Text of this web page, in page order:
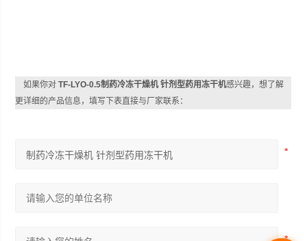
如果你对TF-LYO-0.5制药冷冻干燥机 针剂型药用冻干机感兴趣，想了解
更详细的产品信息，填写下表直接与厂家联系：